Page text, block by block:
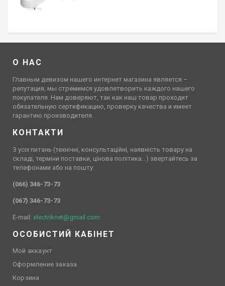
О НАС
Главным девизом нашего интернет магазина является –
репутация, мы стремимся удовлетворить каждого нашего
покупателя. Нам доверяют, так как наш товар проходит
обязательную сертификацию, проверку качества и имеет
гарантию производителя.
КОНТАКТИ
З усіх питань (технічні, консультаційні, наявність товару на
складі, терміни поставки, цінова політика…) звертайтесь за
телефонами або на пошту:
(066) 346-73-73
(067) 346-73-73
E-mail: electriknet@gmail.com
ОСОБИСТИЙ КАБІНЕТ
Мой аккаунт
Оформление заказа
Корзина